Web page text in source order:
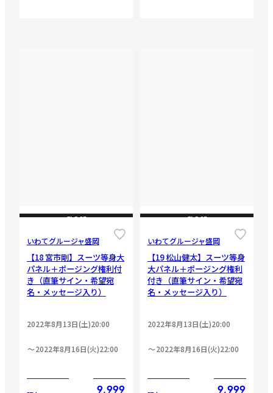
CLOSE
いわてグルージャ盛岡
【18 宮市剛】スーツ等身大
パネル＋ポージング権利付
き（直筆サイン・希望宛
名・メッセージ入り）
2022年8月13日(土)20:00
2022年8月16日(火)22:00
9,999
CLOSE
いわてグルージャ盛岡
【19 松山健太】スーツ等身
大パネル＋ポージング権利
付き（直筆サイン・希望宛
名・メッセージ入り）
2022年8月13日(土)20:00
2022年8月16日(火)22:00
9,999